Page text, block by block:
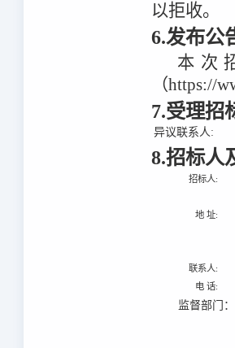
以拒收。
6.发布公
本次
（https://
7.受理招
异议联系人:
8.招标人
招标人:
地 址:
联系人:
电 话:
监督部门